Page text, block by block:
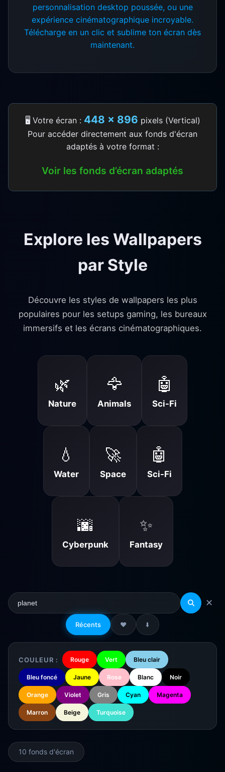
personnalisation desktop poussée, ou une
expérience cinématographique incroyable.
Télécharge en un clic et sublime ton écran dès
maintenant.
🖥️ Votre écran : 448 × 896 pixels (Vertical)
Pour accéder directement aux fonds d'écran
adaptés à votre format :
Voir les fonds d’écran adaptés
Explore les Wallpapers
par Style
Découvre les styles de wallpapers les plus
populaires pour les setups gaming, les bureaux
immersifs et les écrans cinématographiques.
🌿
Nature
🦅
Animals
🤖
Sci-Fi
💧
Water
🚀
Space
🤖
Sci-Fi
🌆
Cyberpunk
✨
Fantasy
✕
Récents ❤️ ⬇️
COULEUR : Rouge Vert Bleu clair
Bleu foncé Jaune Rose Blanc Noir
Orange Violet Gris Cyan Magenta
Marron Beige Turquoise
10 fonds d'écran